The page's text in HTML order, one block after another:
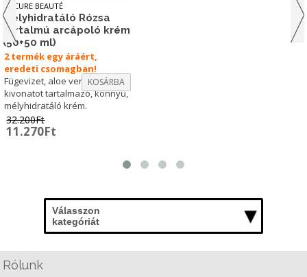
LA CURE BEAUTÉ
Mélyhidratáló Rózsa
tartalmú arcápoló krém
(50+50 ml)
2 termék egy áráért,
eredeti csomagban!
Fügevizet, aloe vera és rózsa
kivonatot tartalmazó, könnyű,
mélyhidratáló krém.
32.200Ft
Original
11.270Ft
KOSÁRBA
Válasszon
kategóriát
Rólunk